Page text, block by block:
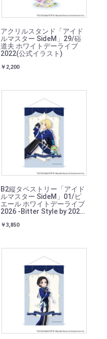
アクリルスタンド「アイド
ルマスター SideM」29/硲
道夫 ホワイトデーライブ
2022(公式イラスト)
￥2,200
B2縦タペストリー「アイド
ルマスター SideM」01/ピ
エール ホワイトデーライブ
2026 -Bitter Style by 2022-
￥3,850